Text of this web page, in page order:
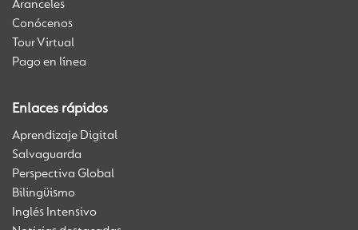
Aranceles
Conócenos
Tour Virtual
Pago en línea
Enlaces rápidos
Aprendizaje Digital
Salvaguarda
Perspectiva Global
Bilingüismo
Inglés Intensivo